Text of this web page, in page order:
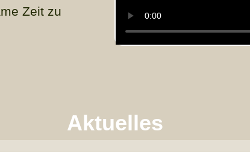
Zeit zu
Aktuelles